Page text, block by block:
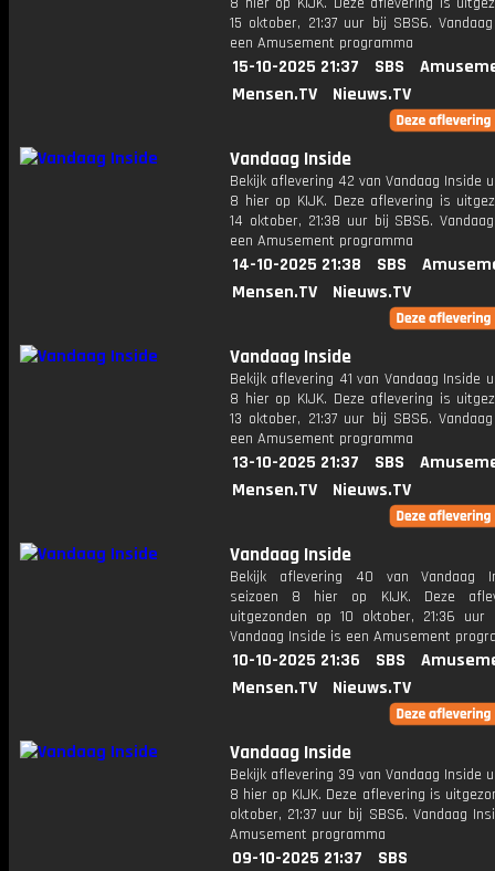
15 oktober, 21:37 uur bij SBS6.
een Amusement programma
15-10-2025 21:37 SBS
Mensen.TV
Nieuws.TV
Vandaag Inside
Bekijk aflevering 42 van Vandaag Inside
8 hier op KIJK. Deze aflevering is
14 oktober, 21:38 uur bij SBS6.
een Amusement programma
14-10-2025 21:38 SBS
Mensen.TV
Nieuws.TV
Vandaag Inside
Bekijk aflevering 41 van Vandaag Inside
8 hier op KIJK. Deze aflevering is
13 oktober, 21:37 uur bij SBS6.
een Amusement programma
13-10-2025 21:37 SBS
Mensen.TV
Nieuws.TV
Vandaag Inside
Bekijk aflevering 40 van Vandaag
seizoen 8 hier op KIJK. Deze
uitgezonden op 10 oktober, 21:36 uur
Vandaag Inside is een Amusement
10-10-2025 21:36 SBS
Mensen.TV
Nieuws.TV
Vandaag Inside
Bekijk aflevering 39 van Vandaag Inside
8 hier op KIJK. Deze aflevering is
oktober, 21:37 uur bij SBS6. Vandaag
Amusement programma
09-10-2025 21:37
SBS